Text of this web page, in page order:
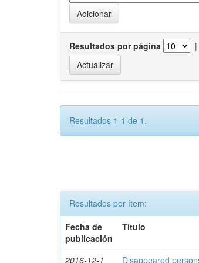
Resultados por página |
Resultados 1-1 de 1.
Resultados por ítem:
Fecha de
publicación
Título
2016-12-1 Disappeared